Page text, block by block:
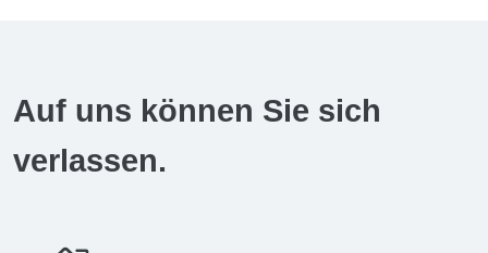
Auf uns können Sie sich
verlassen.